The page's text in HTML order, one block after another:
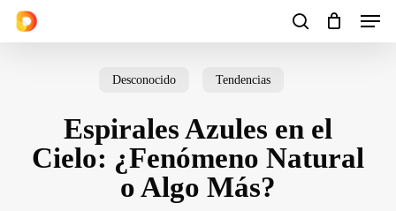
Skip
search
Menu
Cart Close
Desconocido Tendencias
Espirales Azules en el
Cielo: ¿Fenómeno Natural
o Algo Más?